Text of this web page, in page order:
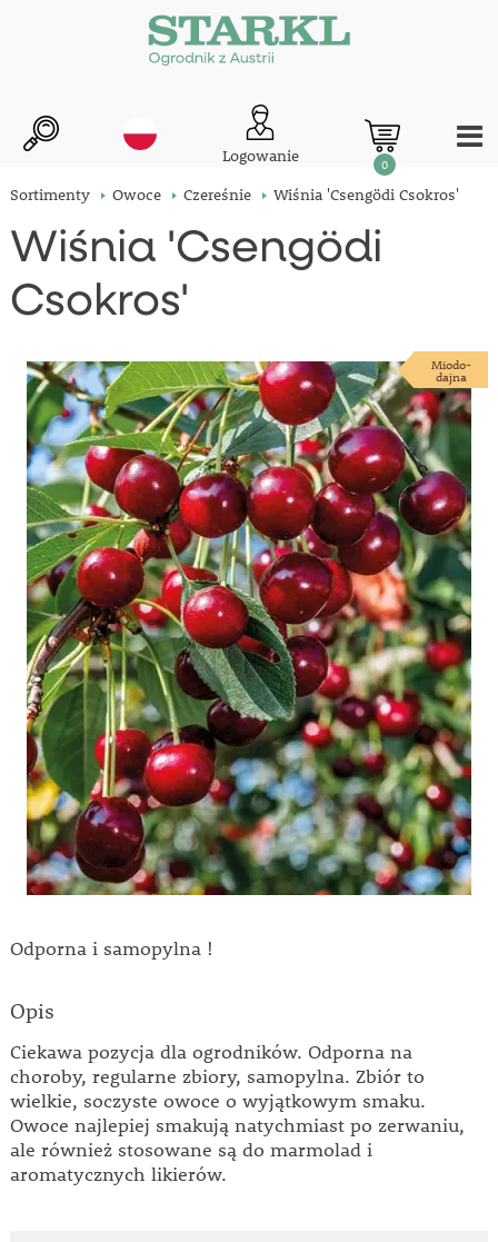
Logowanie 0
Sortimenty Owoce Czereśnie Wiśnia 'Csengödi Csokros'
Wiśnia 'Csengödi
Csokros'
Miodo-
dajna
Odporna i samopylna !
Opis
Ciekawa pozycja dla ogrodników. Odporna na
choroby, regularne zbiory, samopylna. Zbiór to
wielkie, soczyste owoce o wyjątkowym smaku.
Owoce najlepiej smakują natychmiast po zerwaniu,
ale również stosowane są do marmolad i
aromatycznych likierów.